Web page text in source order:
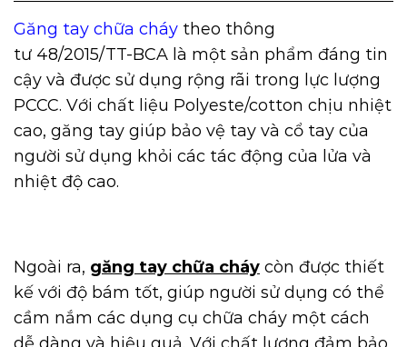
Găng tay chữa cháy theo thông
tư 48/2015/TT-BCA là một sản phẩm đáng tin
cậy và được sử dụng rộng rãi trong lực lượng
PCCC. Với chất liệu Polyeste/cotton chịu nhiệt
cao, găng tay giúp bảo vệ tay và cổ tay của
người sử dụng khỏi các tác động của lửa và
nhiệt độ cao.
Ngoài ra, găng tay chữa cháy còn được thiết
kế với độ bám tốt, giúp người sử dụng có thể
cầm nắm các dụng cụ chữa cháy một cách